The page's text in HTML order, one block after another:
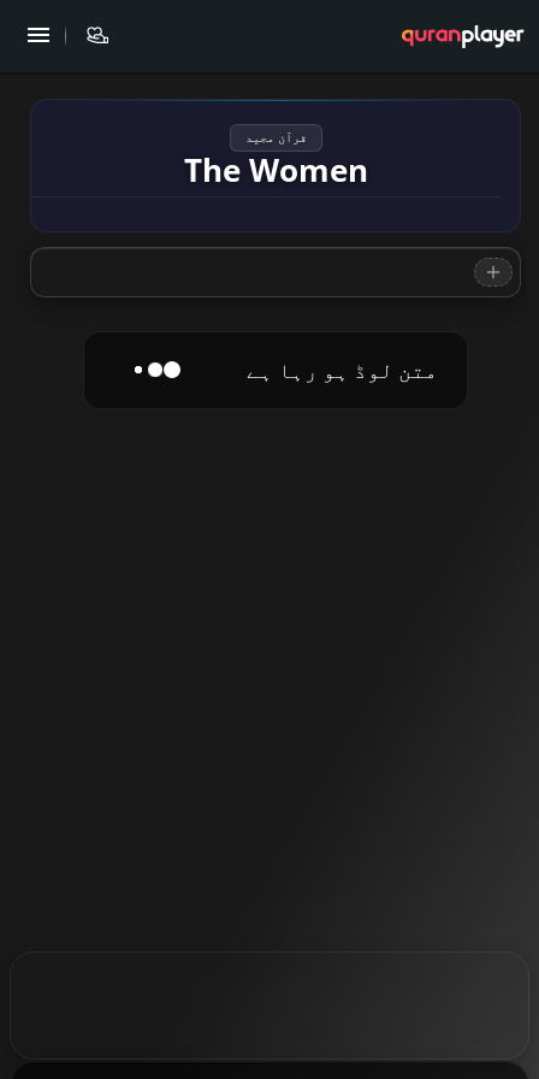
قرآن مجید
The Women
متن لوڈ ہو رہا ہے